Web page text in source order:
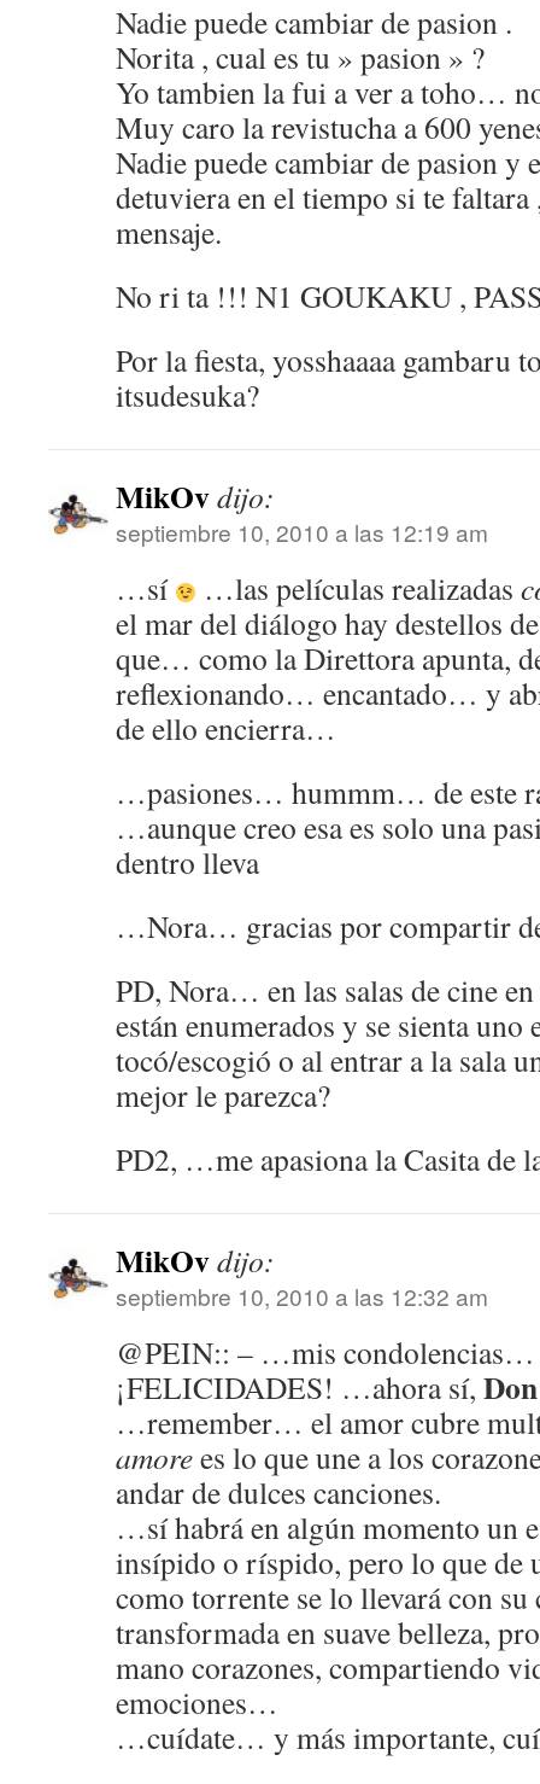
Nadie puede cambiar de pasion .
Norita , cual es tu » pasion » ?
Yo tambien la fui a ver a toho…
Muy caro la revistucha a 600
Nadie puede cambiar de pasion y
detuviera en el tiempo si te faltara
mensaje.
No ri ta !!! N1 GOUKAKU ,
Por la fiesta, yosshaaaa gambaru
itsudesuka?
MikOvdijo:
septiembre 10, 2010 a las 12:19 am
…sí …las películas realizadas
el mar del diálogo hay destellos
que… como la Direttora apunta,
reflexionando… encantado… y
de ello encierra…
…pasiones… hummm… de este
…aunque creo esa es solo una
dentro lleva
…Nora… gracias por compartir
PD, Nora… en las salas de cine
están enumerados y se sienta uno
tocó/escogió o al entrar a la sala
mejor le parezca?
PD2, …me apasiona la Casita de
MikOvdijo:
septiembre 10, 2010 a las 12:32 am
@PEIN:: – …mis
¡FELICIDADES! …ahora sí,
…remember… el amor cubre
amorees lo que une a los
andar de dulces canciones.
…sí habrá en algún momento un
insípido o ríspido, pero lo que de
como torrente se lo llevará con
transformada en suave belleza,
mano corazones, compartiendo
emociones…
…cuídate… y más importante,